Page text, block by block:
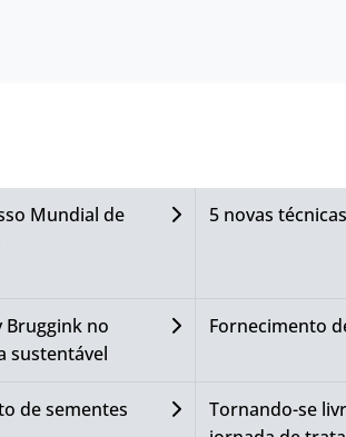
Mundial de
5 novas
Bruggink no
sustentável
Fornecimento
de sementes
Tornando-se